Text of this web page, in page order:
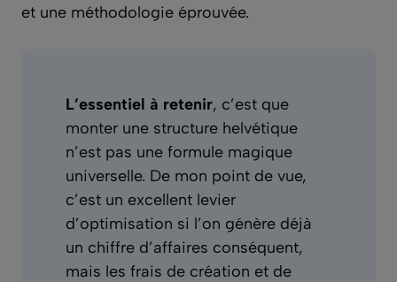
et une méthodologie éprouvée.
L’essentiel à retenir, c’est que
monter une structure helvétique
n’est pas une formule magique
universelle. De mon point de vue,
c’est un excellent levier
d’optimisation si l’on génère déjà
un chiffre d’affaires conséquent,
mais les frais de création et de